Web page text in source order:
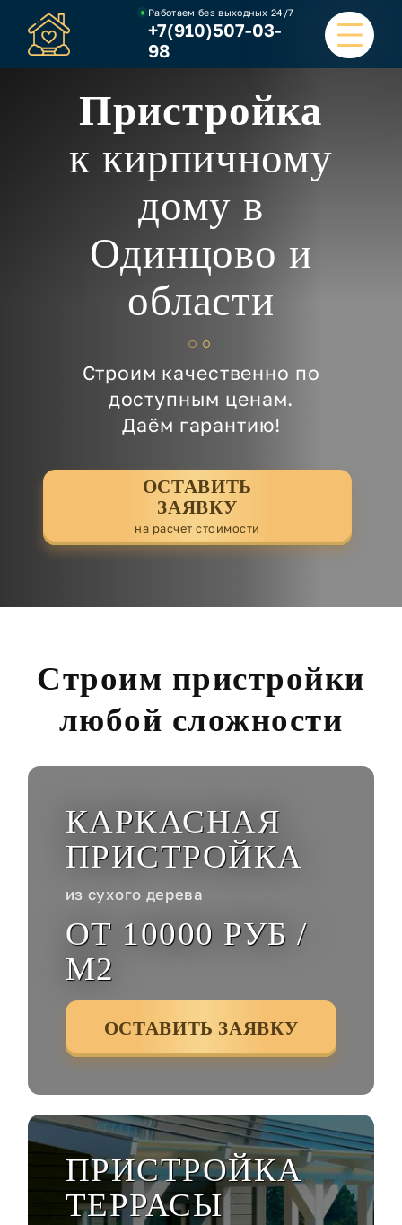
Работаем без выходных24/7
+7(910)507-03-
98
УСЛУГИ
НАШИ РАБОТЫ
КОНТАКТЫ
Пристройка
к кирпичному
дому в
Одинцово и
области
Строим качественно по
доступным ценам.
Даём гарантию!
ОСТАВИТЬ
ЗАЯВКУ
на расчет стоимости
Строим пристройки
любой сложности
КАРКАСНАЯ
ПРИСТРОЙКА
из сухого дерева
ОТ 10000 РУБ /
М2
ОСТАВИТЬ ЗАЯВКУ
ПРИСТРОЙКА
ТЕРРАСЫ